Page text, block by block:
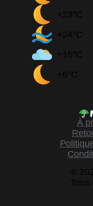
+23°C
+24°C
+16°C
+6°C
À
©
Tous